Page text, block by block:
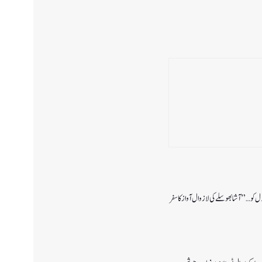
کو…” آشا بھوسلے کی لازوال آواز کا سفر